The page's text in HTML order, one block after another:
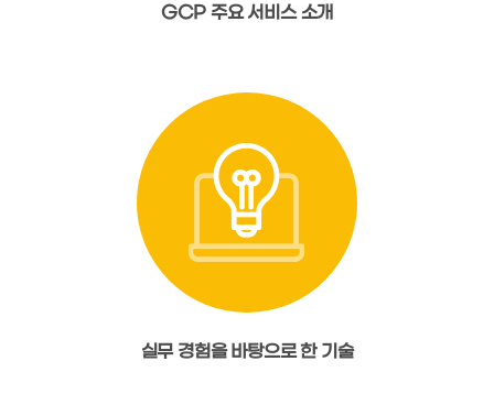
GCP 주요 서비스 소개
실무 경험을 바탕으로 한 기술